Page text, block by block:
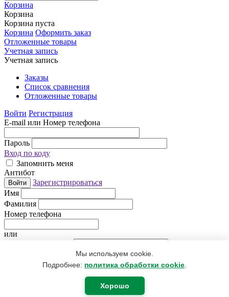
Мы используем cookie.
Подробнее: политика обработки cookie
Хорошо
Корзина
Корзина
Корзина пуста
Корзина Оформить заказ
Отложенные товары
Учетная запись
Учетная запись
Заказы
Список сравнения
Отложенные товары
Войти Регистрация
E-mail или Номер телефона
Пароль
Вход по коду
Запомнить меня
Антибот
Войти
Зарегистрироваться
Имя
Фамилия
Номер телефона
или
Я уже зарегистрирован